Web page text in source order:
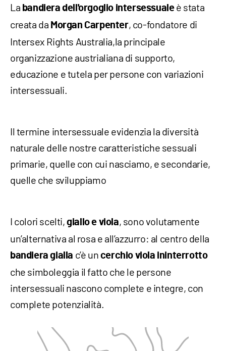
La bandiera dell'orgoglio intersessuale è stata
creata da Morgan Carpenter, co-fondatore di
Intersex Rights Australia,la principale
organizzazione austrialiana di supporto,
educazione e tutela per persone con variazioni
intersessuali.
Il termine intersessuale evidenzia la diversità
naturale delle nostre caratteristiche sessuali
primarie, quelle con cui nasciamo, e secondarie,
quelle che sviluppiamo
I colori scelti,giallo e viola, sono volutamente
un’alternativa al rosa e all’azzurro: al centro della
bandiera gialla c’è un cerchio viola ininterrotto
che simboleggia il fatto che le persone
intersessuali nascono complete e integre, con
complete potenzialità.